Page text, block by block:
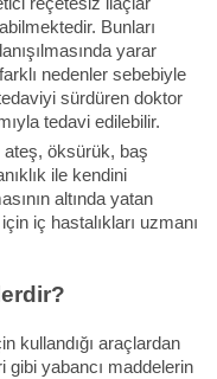
Bunları
yarar
nedenler sebebiyle
sürdüren doktor
tedavi edilebilir.
öksürük, baş
ile kendini
altında yatan
iç hastalıkları uzmanı
kullandığı araçlardan
gibi yabancı maddelerin